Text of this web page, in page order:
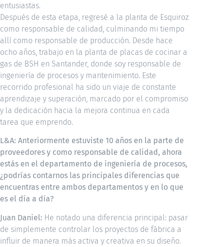
entusiastas.
Después de esta etapa, regresé a la planta de Esquiroz
como responsable de calidad, culminando mi tiempo
allí como responsable de producción. Desde hace
ocho años, trabajo en la planta de placas de cocinar a
gas de BSH en Santander, donde soy responsable de
ingeniería de procesos y mantenimiento. Este
recorrido profesional ha sido un viaje de constante
aprendizaje y superación, marcado por el compromiso
y la dedicación hacia la mejora continua en cada
tarea que emprendo.
L&A: Anteriormente estuviste 10 años en la parte de
proveedores y como responsable de calidad, ahora
estás en el departamento de ingeniería de procesos,
¿podrías contarnos las principales diferencias que
encuentras entre ambos departamentos y en lo que
es el día a día?
Juan Daniel: He notado una diferencia principal: pasar
de simplemente controlar los proyectos de fábrica a
influir de manera más activa y creativa en su diseño.